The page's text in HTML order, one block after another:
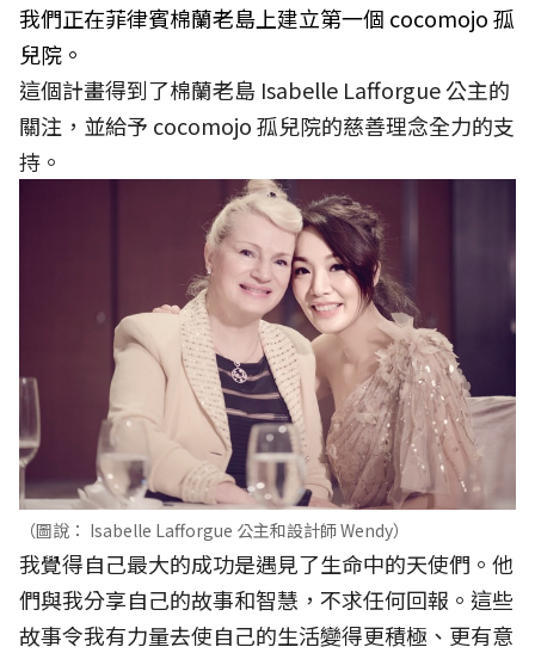
我們正在菲律賓棉蘭老島上建立第一個 cocomojo 孤
兒院。
這個計畫得到了棉蘭老島 Isabelle Lafforgue 公主的
關注，並給予 cocomojo 孤兒院的慈善理念全力的支
持。
（圖說： Isabelle Lafforgue 公主和設計師 Wendy）
我覺得自己最大的成功是遇見了生命中的天使們。他
們與我分享自己的故事和智慧，不求任何回報。這些
故事令我有力量去使自己的生活變得更積極、更有意